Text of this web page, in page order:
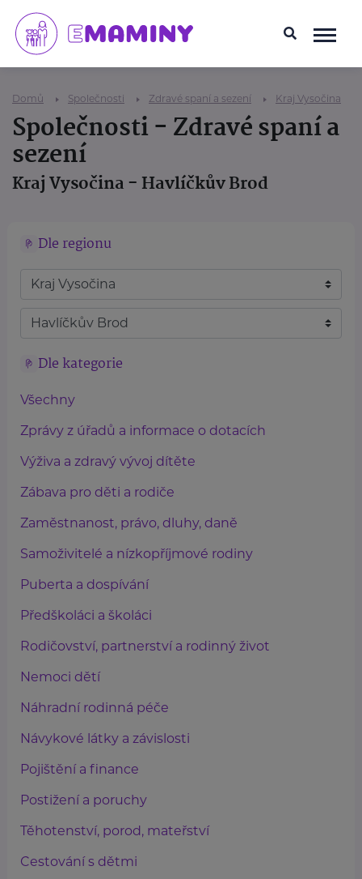
Domů Společnosti Zdravé spaní a sezení Kraj Vysočina
Společnosti - Zdravé spaní a
sezení
Kraj Vysočina - Havlíčkův Brod
Dle regionu
Dle kategorie
Všechny
Zprávy z úřadů a informace o dotacích
Výživa a zdravý vývoj dítěte
Zábava pro děti a rodiče
Zaměstnanost, právo, dluhy, daně
Samoživitelé a nízkopříjmové rodiny
Puberta a dospívání
Předškoláci a školáci
Rodičovství, partnerství a rodinný život
Nemoci dětí
Náhradní rodinná péče
Návykové látky a závislosti
Pojištění a finance
Postižení a poruchy
Těhotenství, porod, mateřství
Cestování s dětmi